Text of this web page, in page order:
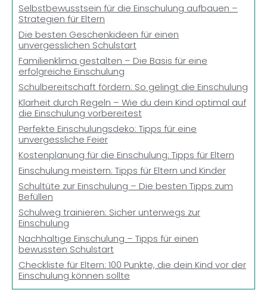
Selbstbewusstsein für die Einschulung aufbauen –
Strategien für Eltern
Die besten Geschenkideen für einen
unvergesslichen Schulstart
Familienklima gestalten – Die Basis für eine
erfolgreiche Einschulung
Schulbereitschaft fördern: So gelingt die Einschulung
Klarheit durch Regeln – Wie du dein Kind optimal auf
die Einschulung vorbereitest
Perfekte Einschulungsdeko: Tipps für eine
unvergessliche Feier
Kostenplanung für die Einschulung: Tipps für Eltern
Einschulung meistern: Tipps für Eltern und Kinder
Schultüte zur Einschulung – Die besten Tipps zum
Befüllen
Schulweg trainieren: Sicher unterwegs zur
Einschulung
Nachhaltige Einschulung – Tipps für einen
bewussten Schulstart
Checkliste für Eltern: 100 Punkte, die dein Kind vor der
Einschulung können sollte